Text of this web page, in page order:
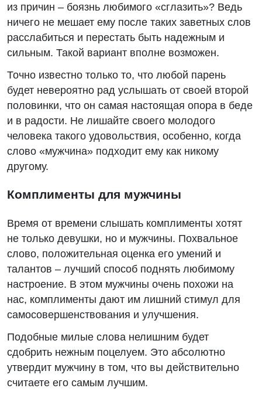
из причин – боязнь любимого «сглазить»? Ведь
ничего не мешает ему после таких заветных слов
расслабиться и перестать быть надежным и
сильным. Такой вариант вполне возможен.
Точно известно только то, что любой парень
будет невероятно рад услышать от своей второй
половинки, что он самая настоящая опора в беде
и в радости. Не лишайте своего молодого
человека такого удовольствия, особенно, когда
слово «мужчина» подходит ему как никому
другому.
Комплименты для мужчины
Время от времени слышать комплименты хотят
не только девушки, но и мужчины. Похвальное
слово, положительная оценка его умений и
талантов – лучший способ поднять любимому
настроение. В этом мужчины очень похожи на
нас, комплименты дают им лишний стимул для
самосовершенствования и улучшения.
Подобные милые слова нелишним будет
сдобрить нежным поцелуем. Это абсолютно
утвердит мужчину в том, что вы действительно
считаете его самым лучшим.